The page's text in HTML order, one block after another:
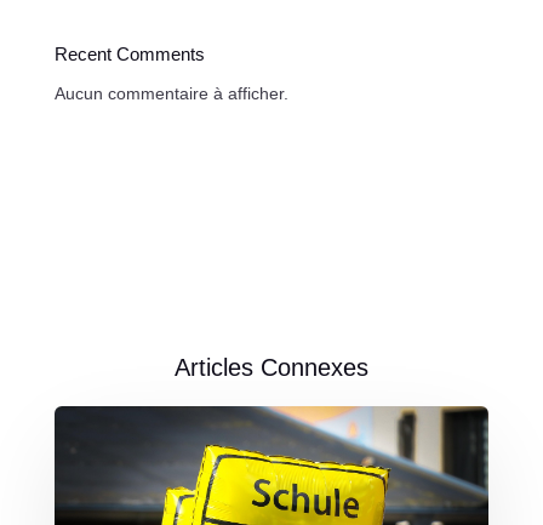
Recent Comments
Aucun commentaire à afficher.
Articles Connexes